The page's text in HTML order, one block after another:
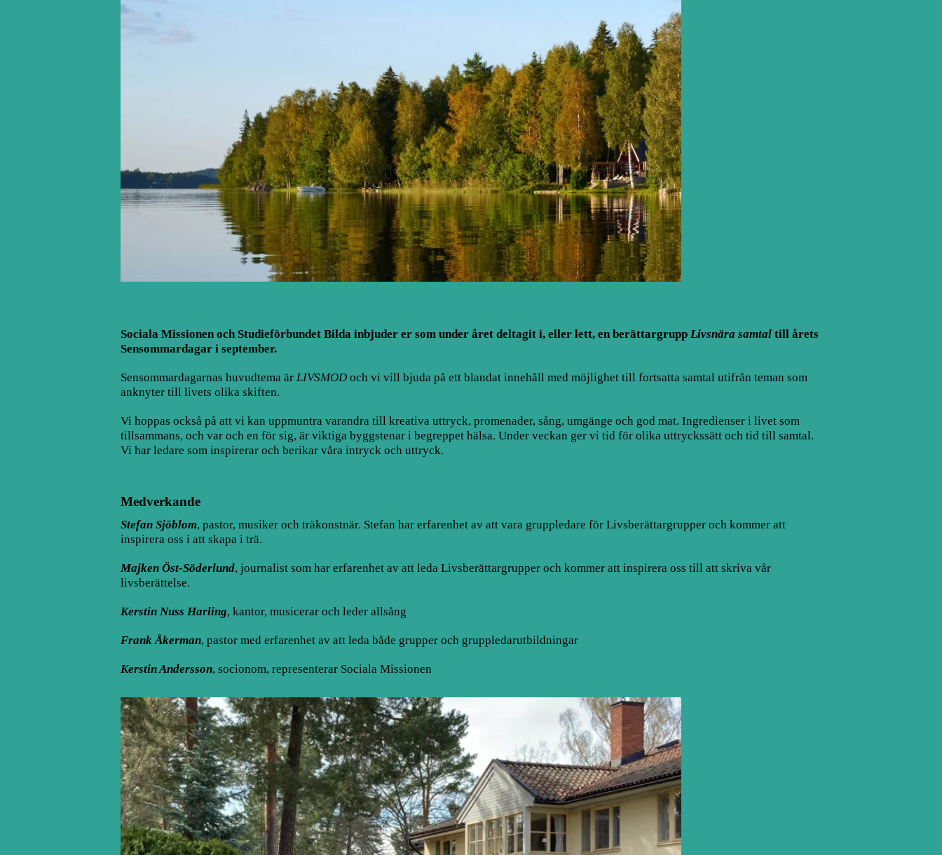
Sociala Missionen och Studieförbundet Bilda inbjuder er som under året deltagit i, eller lett, en berättargrupp Livsnära samtal till årets
Sensommardagar i september.
Sensommardagarnas huvudtema är LIVSMOD och vi vill bjuda på ett blandat innehåll med möjlighet till fortsatta samtal utifrån teman som
anknyter till livets olika skiften.
Vi hoppas också på att vi kan uppmuntra varandra till kreativa uttryck, promenader, sång, umgänge och god mat. Ingredienser i livet som
tillsammans, och var och en för sig, är viktiga byggstenar i begreppet hälsa. Under veckan ger vi tid för olika uttryckssätt och tid till samtal.
Vi har ledare som inspirerar och berikar våra intryck och uttryck.
Medverkande
Stefan Sjöblom, pastor, musiker och träkonstnär. Stefan har erfarenhet av att vara gruppledare för Livsberättargrupper och kommer att
inspirera oss i att skapa i trä.
Majken Öst-Söderlund, journalist som har erfarenhet av att leda Livsberättargrupper och kommer att inspirera oss till att skriva vår
livsberättelse.
Kerstin Nuss Harling, kantor, musicerar och leder allsång
Frank Åkerman, pastor med erfarenhet av att leda både grupper och gruppledarutbildningar
Kerstin Andersson, socionom, representerar Sociala Missionen